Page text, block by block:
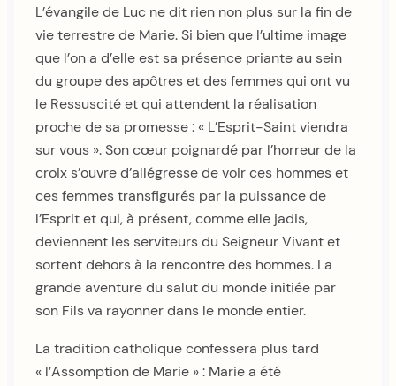
L’évangile de Luc ne dit rien non plus sur la fin de
vie terrestre de Marie. Si bien que l’ultime image
que l’on a d’elle est sa présence priante au sein
du groupe des apôtres et des femmes qui ont vu
le Ressuscité et qui attendent la réalisation
proche de sa promesse : « L’Esprit-Saint viendra
sur vous ». Son cœur poignardé par l’horreur de la
croix s’ouvre d’allégresse de voir ces hommes et
ces femmes transfigurés par la puissance de
l’Esprit et qui, à présent, comme elle jadis,
deviennent les serviteurs du Seigneur Vivant et
sortent dehors à la rencontre des hommes. La
grande aventure du salut du monde initiée par
son Fils va rayonner dans le monde entier.
La tradition catholique confessera plus tard
« l’Assomption de Marie » : Marie a été